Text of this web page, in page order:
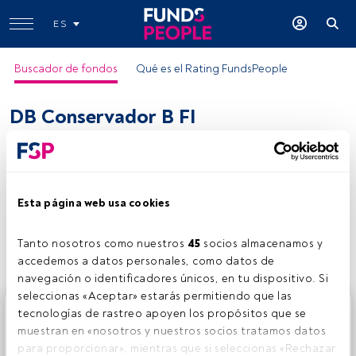
Esta página web usa cookies
Tanto nosotros como nuestros 45 socios almacenamos y
accedemos a datos personales, como datos de
navegación o identificadores únicos, en tu dispositivo. Si
seleccionas «Aceptar» estarás permitiendo que las
tecnologías de rastreo apoyen los propósitos que se
muestran en «nosotros y nuestros socios tratamos datos
para proporcionar», mientras que si seleccionas «Rechazar
ES
Buscador de fondos Qué es el Rating FundsPeople
DB Conservador B FI
ISIN:ES0139012035
Empresa:
Deutsche Wealth Management SGIIIC
Este es un artículo exclusivo para los usuarios registrados
de FundsPeople. Si ya estás registrado, accede desde el
botón Login. Si aún no tienes cuenta, te invitamos a